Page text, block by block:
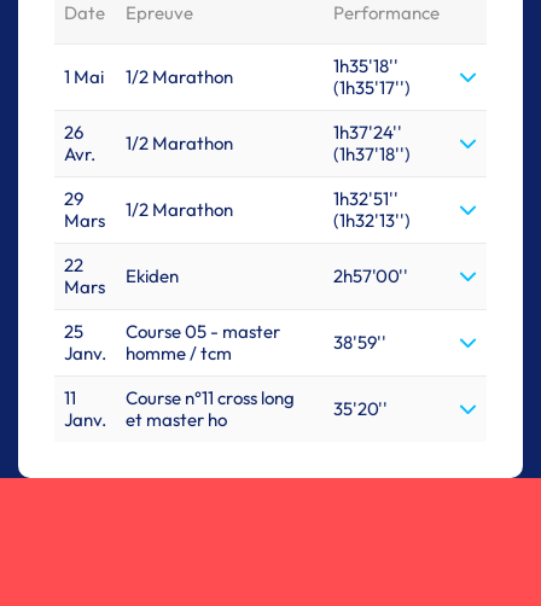
Date Epreuve Performance
1 Mai 1/2 Marathon
1h35'18''
(1h35'17'')
26
Avr.
1/2 Marathon
1h37'24''
(1h37'18'')
29
Mars
1/2 Marathon
1h32'51''
(1h32'13'')
22
Mars
Ekiden 2h57'00''
25
Janv.
Course 05 - master
homme / tcm
38'59''
11
Janv.
Course n°11 cross long
et master ho
35'20''